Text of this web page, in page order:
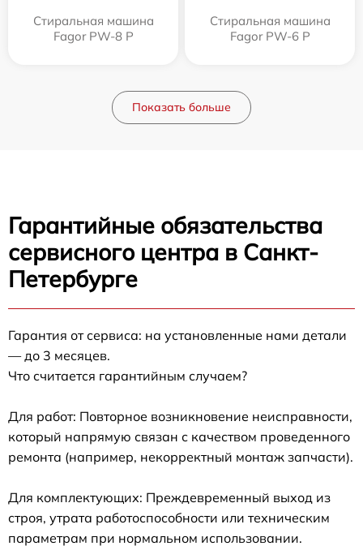
Стиральная машина
Fagor PW-8 P
Стиральная машина
Fagor PW-6 P
Показать больше
Гарантийные обязательства
сервисного центра в Санкт-
Петербурге
Гарантия от сервиса: на установленные нами детали
— до 3 месяцев.
Что считается гарантийным случаем?
Для работ: Повторное возникновение неисправности,
который напрямую связан с качеством проведенного
ремонта (например, некорректный монтаж запчасти).
Для комплектующих: Преждевременный выход из
строя, утрата работоспособности или техническим
параметрам при нормальном использовании.